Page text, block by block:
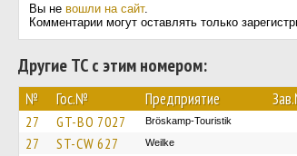
Вы не вошли на сайт.
Комментарии могут оставлять только
Другие ТС с этим номером:
№ Гос.№ Предприятие
27 GT-BO 7027 Bröskamp-Touristik
27 ST-CW 627 Weilke